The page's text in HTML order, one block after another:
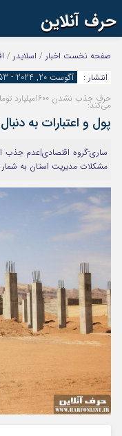
حرف آنلاین
اینستاگرام
آپارات
رمز عبور
مرا به خاطر بسپار
صفحه نخست اخبار / اسلایدر /
انتشار :
آگوست 20, 2024 - 12:53 ب.ظ
حرف جذب نشدن
می‌کند:
پول و اعتبارات به
ساری-گروه اقتصادی|عدم جذب
مشکلات مدیریت استان به